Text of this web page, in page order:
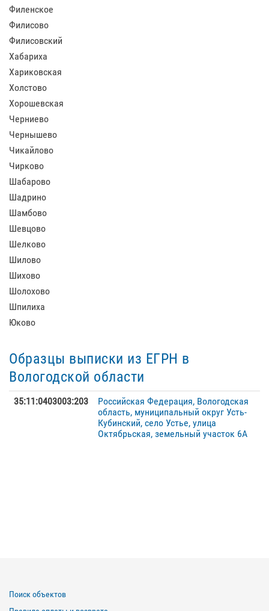
Филенское
Филисово
Филисовский
Хабариха
Хариковская
Холстово
Хорошевская
Черниево
Чернышево
Чикайлово
Чирково
Шабарово
Шадрино
Шамбово
Шевцово
Шелково
Шилово
Шихово
Шолохово
Шпилиха
Юково
Образцы выписки из ЕГРН в
Вологодской области
35:11:0403003:203
Российская Федерация, Вологодская
область, муниципальный округ Усть-
Кубинский, село Устье, улица
Октябрьская, земельный участок 6А
Поиск объектов